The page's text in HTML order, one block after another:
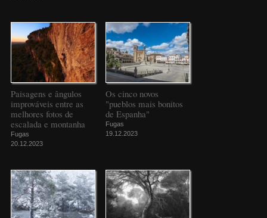
Paisagens e ângulos
improváveis entre as
melhores fotos de
escalada e montanha
Fugas
20.12.2023
Os cinco novos
"pueblos mais bonitos
de Espanha"
Fugas
19.12.2023